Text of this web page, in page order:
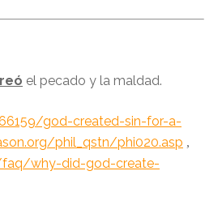
el pecado y la maldad.
god-created-sin-for-a-
phil_qstn/phi020.asp ,
why-did-god-create-